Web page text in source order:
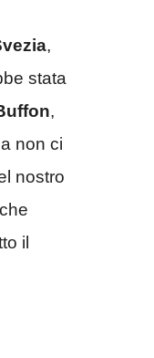
,
stata
,
non ci
nostro
il